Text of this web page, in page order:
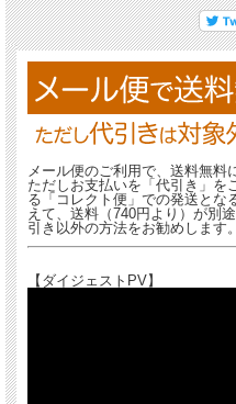
メール便のご利用で、送料無料
ただしお支払いを「代引き」を
る「コレクト便」での発送とな
えて、送料（740円より）が別
引き以外の方法をお勧めします。
【ダイジェストPV】